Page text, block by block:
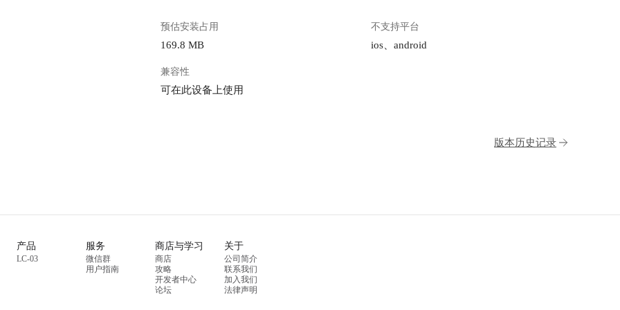
预估安装占用
169.8 MB
不支持平台
ios、android
兼容性
可在此设备上使用
版本历史记录
产品
LC-03
服务
微信群
用户指南
商店与学习
商店
攻略
开发者中心
论坛
关于
公司简介
联系我们
加入我们
法律声明